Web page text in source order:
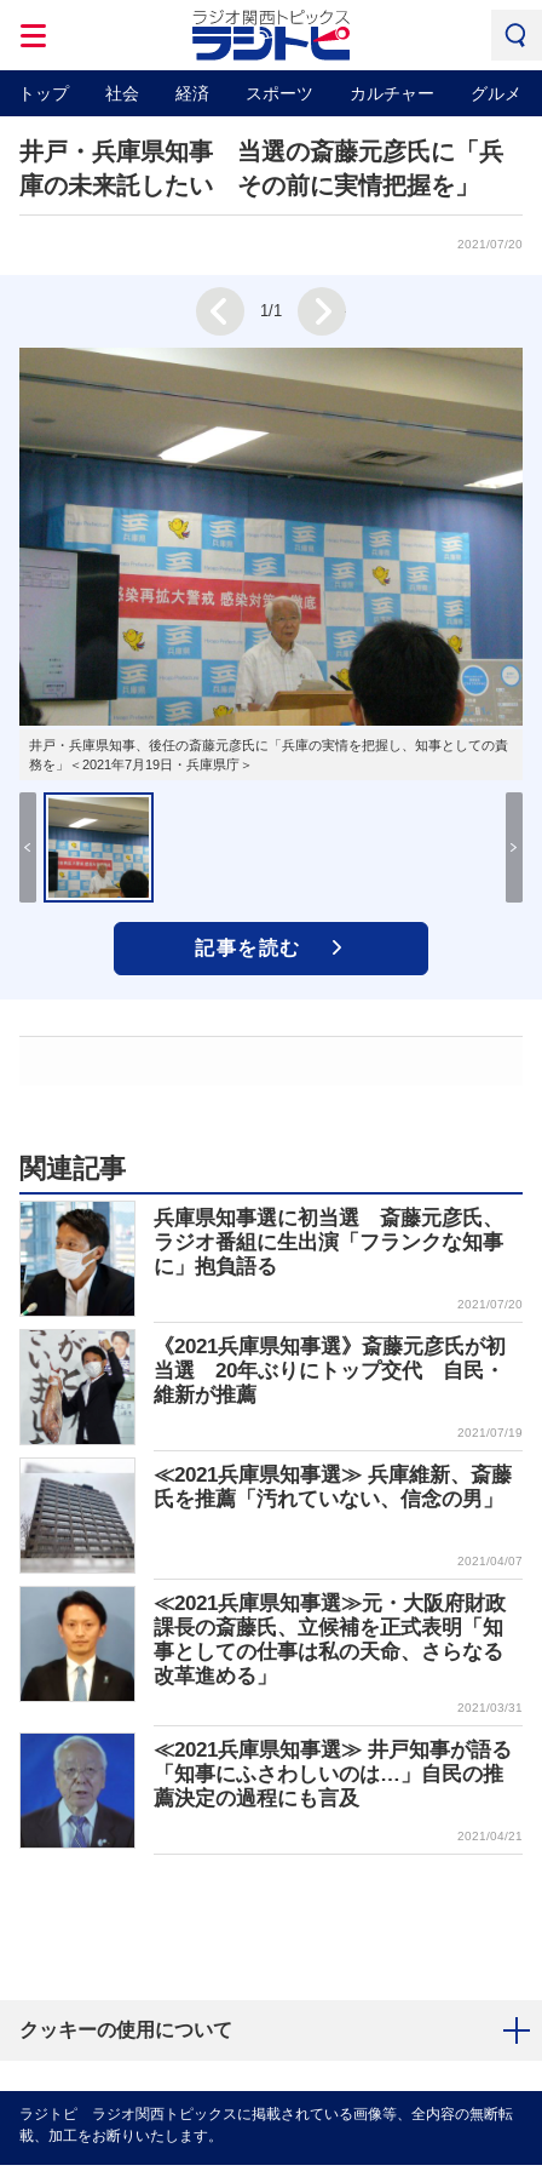
トップ 社会 経済 スポーツ カルチャー グルメ
井戸・兵庫県知事 当選の斎藤元彦氏に「兵
庫の未来託したい その前に実情把握を」
2021/07/20
井戸・兵庫県知事、後任の斎藤元彦氏に「兵庫の実情を把握し、知事としての責
務を」＜2021年7月19日・兵庫県庁＞
Prev 1/1 Next
記事を読む
関連記事
兵庫県知事選に初当選 斎藤元彦氏、
ラジオ番組に生出演「フランクな知事
に」抱負語る
2021/07/20
《2021兵庫県知事選》斎藤元彦氏が初
当選 20年ぶりにトップ交代 自民・
維新が推薦
2021/07/19
≪2021兵庫県知事選≫ 兵庫維新、斎藤
氏を推薦「汚れていない、信念の男」
2021/04/07
≪2021兵庫県知事選≫元・大阪府財政
課長の斎藤氏、立候補を正式表明「知
事としての仕事は私の天命、さらなる
改革進める」
2021/03/31
≪2021兵庫県知事選≫ 井戸知事が語る
「知事にふさわしいのは…」自民の推
薦決定の過程にも言及
2021/04/21
クッキーの使用について
ラジトピ ラジオ関西トピックスに掲載されている画像等、全内容の無断転
載、加工をお断りいたします。